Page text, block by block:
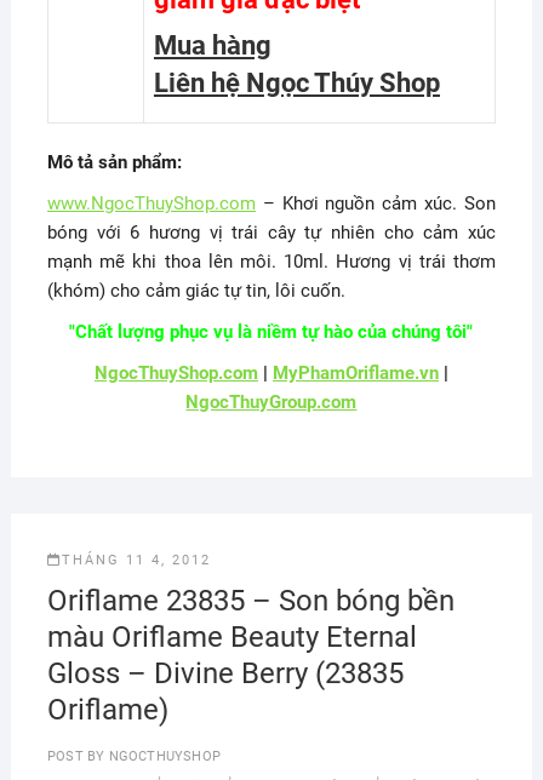
Mua hàng
Liên hệ Ngọc Thúy Shop
Mô tả sản phẩm:
www.NgocThuyShop.com– Khơi nguồn cảm xúc. Son
bóng với 6 hương vị trái cây tự nhiên cho cảm xúc
mạnh mẽ khi thoa lên môi. 10ml. Hương vị trái thơm
(khóm) cho cảm giác tự tin, lôi cuốn.
"Chất lượng phục vụ là niềm tự hào của chúng tôi"
NgocThuyShop.com| MyPhamOriflame.vn|
NgocThuyGroup.com
THÁNG 11 4, 2012
Oriflame 23835 – Son bóng bền
màu Oriflame Beauty Eternal
Gloss – Divine Berry (23835
Oriflame)
POST BY NGOCTHUYSHOP